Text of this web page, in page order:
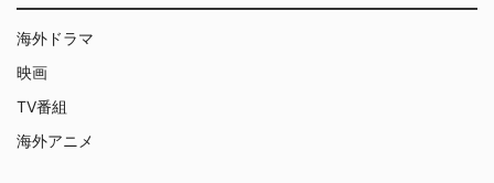
海外ドラマ
映画
TV番組
海外アニメ